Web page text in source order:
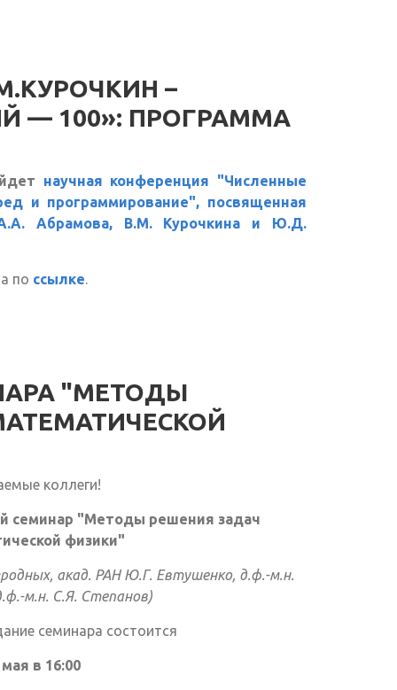
–
— 100»: ПРОГРАММА
научная конференция "Численные
и программирование", посвященная
Абрамова, В.М. Курочкина и Ю.Д.
по ссылке.
"МЕТОДЫ
коллеги!
семинар "Методы решения задач
физики"
акад. РАН Ю.Г. Евтушенко, д.ф.-м.н.
м.н. С.Я. Степанов)
семинара состоится
мая в 16:00